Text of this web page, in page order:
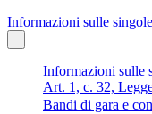
Informazioni sulle
Informazioni sulle
Art. 1, c. 32,
Bandi di gara e